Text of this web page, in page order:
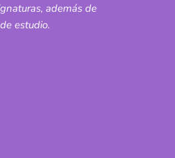
además de
estudio.